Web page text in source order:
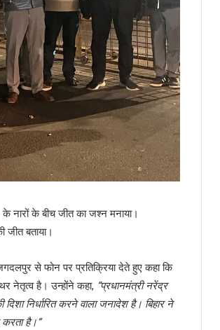
नारों के बीच जीत का जश्न मनाया।
बताया।
से फोन पर प्रतिक्रिया देते हुए कहा कि
नेतृत्व है। उन्होंने कहा, “प्रधानमंत्री नरेंद्र
निर्धारित करने वाला जनादेश है। बिहार ने
करता है।”